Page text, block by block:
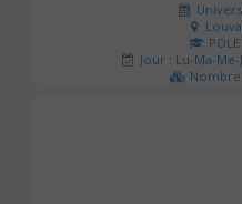
Jour : Lu-Ma-Me-
Nombre